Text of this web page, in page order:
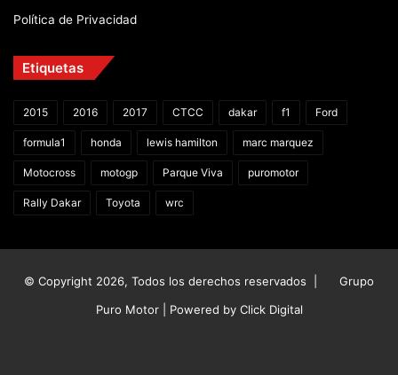
Política de Privacidad
Etiquetas
2015 2016 2017 CTCC dakar f1 Ford
formula1 honda lewis hamilton marc marquez
Motocross motogp Parque Viva puromotor
Rally Dakar Toyota wrc
© Copyright 2026, Todos los derechos reservados |
Grupo
Puro Motor | Powered by Click Digital